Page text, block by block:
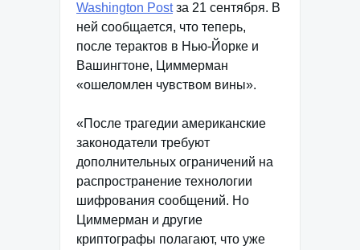
Washington Postза 21 сентября. В
ней сообщается, что теперь,
после терактов в Нью-Йорке и
Вашингтоне, Циммерман
«ошеломлен чувством вины».
«После трагедии американские
законодатели требуют
дополнительных ограничений на
распространение технологии
шифрования сообщений. Но
Циммерман и другие
криптографы полагают, что уже